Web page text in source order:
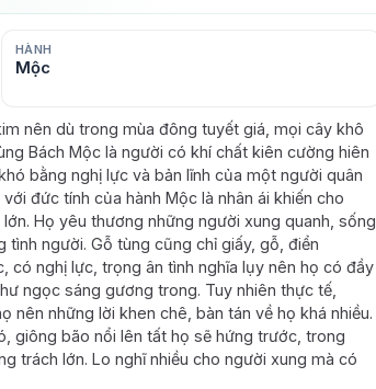
HÀNH
Mộc
nên dù trong mùa đông tuyết giá, mọi cây khô
Bách Mộc là người có khí chất kiên cường hiên
bằng nghị lực và bản lĩnh của một người quân
đức tính của hành Mộc là nhân ái khiến cho
Họ yêu thương những người xung quanh, sống
người. Gỗ tùng cũng chỉ giấy, gỗ, điển
có nghị lực, trọng ân tình nghĩa lụy nên họ có đầy
ngọc sáng gương trong. Tuy nhiên thực tế,
nên những lời khen chê, bàn tán về họ khá nhiều.
giông bão nổi lên tất họ sẽ hứng trước, trong
trách lớn. Lo nghĩ nhiều cho người xung mà có